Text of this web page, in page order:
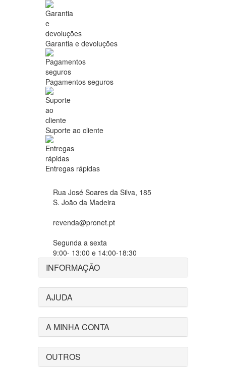
Garantia e devoluções
Pagamentos seguros
Suporte ao cliente
Entregas rápidas
Rua José Soares da Silva, 185
S. João da Madeira
revenda@pronet.pt
Segunda a sexta
9:00- 13:00 e 14:00-18:30
INFORMAÇÃO
AJUDA
A MINHA CONTA
OUTROS